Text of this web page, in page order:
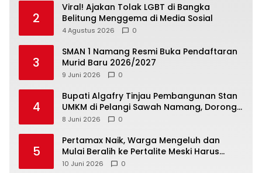
2
Viral! Ajakan Tolak LGBT di Bangka
Belitung Menggema di Media Sosial
4 Agustus 2026 0
3
SMAN 1 Namang Resmi Buka Pendaftaran
Murid Baru 2026/2027
9 Juni 2026 0
4
‎Bupati Algafry Tinjau Pembangunan Stan
UMKM di Pelangi Sawah Namang, Dorong
Wisata dan Ekonomi Lokal Kian Tertata
8 Juni 2026 0
5
‎Pertamax Naik, Warga Mengeluh dan
Mulai Beralih ke Pertalite Meski Harus
10 Juni 2026 0